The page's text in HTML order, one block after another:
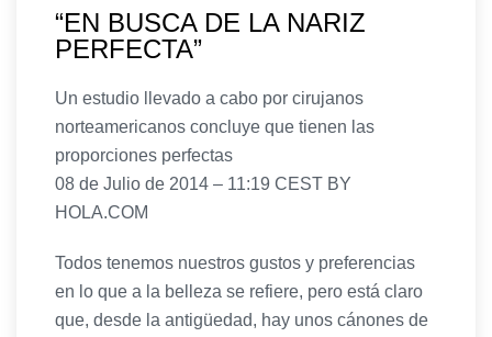
“EN BUSCA DE LA NARIZ
PERFECTA”
Un estudio llevado a cabo por cirujanos
norteamericanos concluye que tienen las
proporciones perfectas
08 de Julio de 2014 – 11:19 CEST BY
HOLA.COM
Todos tenemos nuestros gustos y preferencias
en lo que a la belleza se refiere, pero está claro
que, desde la antigüedad, hay unos cánones de